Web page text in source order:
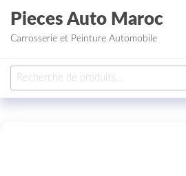
Aller au contenu
Pieces Auto Maroc
Carrosserie et Peinture Automobile
Recherche pour :